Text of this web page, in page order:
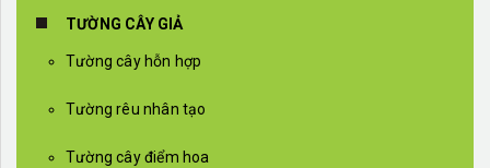
TƯỜNG CÂY GIẢ
Tường cây hỗn hợp
Tường rêu nhân tạo
Tường cây điểm hoa